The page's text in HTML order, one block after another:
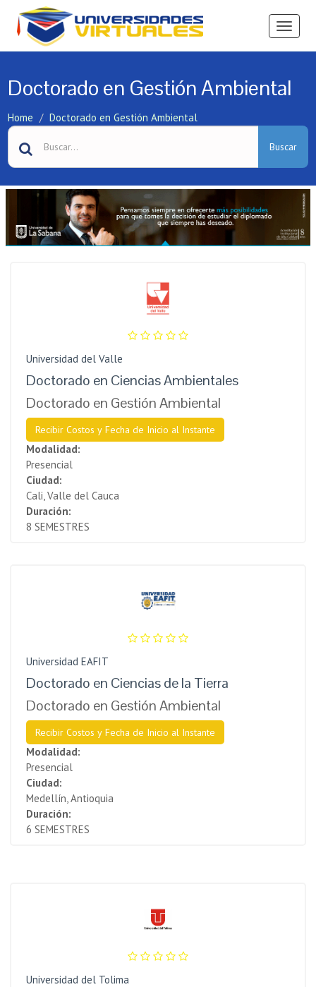
Ver
Doctorado en Gestión Ambiental
Home Doctorado en Gestión Ambiental
Buscar
Universidad del Valle
Doctorado en Ciencias Ambientales
Doctorado en Gestión Ambiental
Recibir Costos y Fecha de Inicio al Instante
Modalidad:
Presencial
Ciudad:
Cali, Valle del Cauca
Duración:
8 SEMESTRES
Universidad EAFIT
Doctorado en Ciencias de la Tierra
Doctorado en Gestión Ambiental
Recibir Costos y Fecha de Inicio al Instante
Modalidad:
Presencial
Ciudad:
Medellín, Antioquia
Duración:
6 SEMESTRES
Universidad del Tolima